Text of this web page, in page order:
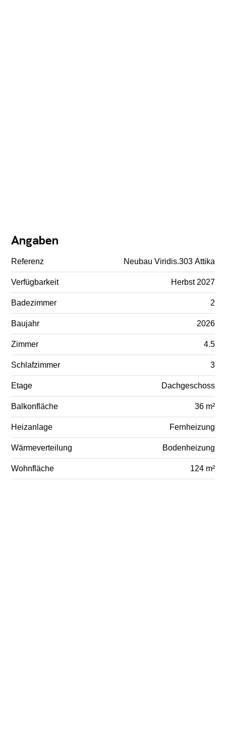
Angaben
Referenz Neubau Viridis.303 Attika
Verfügbarkeit Herbst 2027
Badezimmer 2
Baujahr 2026
Zimmer 4.5
Schlafzimmer 3
Etage Dachgeschoss
Balkonfläche 36 m²
Heizanlage Fernheizung
Wärmeverteilung Bodenheizung
Wohnfläche 124 m²